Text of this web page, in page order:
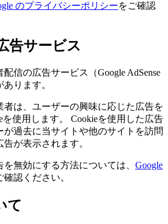
のプライバシーポリシーをご確認
告サービス
信の広告サービス（Google AdSense
ります。
者は、ユーザーの興味に応じた広告を
使用します。 Cookieを使用した広告
過去に当サイトや他のサイトを訪問
が表示されます。
無効にする方法については、 Google
確認ください。
て